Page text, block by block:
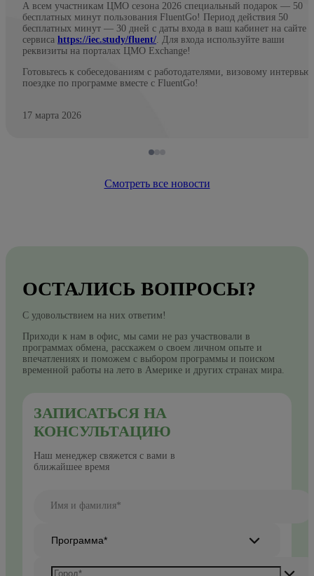
А всем участникам ЦМО сезона 2026 специальный подарок — 50
бесплатных минут пользования FluentGo! Период действия 50
бесплатных минут — 30 дней с даты входа в ваш кабинет на сайте
сервиса https://iec.study/fluent/. Для входа используйте ваши
реквизиты на порталах ЦМО Exchange!
Готовьтесь к собеседованиям с работодателями, визовому интервью
поездке по программе вместе с FluentGo!
17 марта 2026
Смотреть все новости
ОСТАЛИСЬ ВОПРОСЫ?
С удовольствием на них ответим!
Приходи к нам в офис, мы сами не раз участвовали в
программах обмена, расскажем о своем личном опыте и
впечатлениях и поможем с выбором программы и поиском
временной работы на лето в Америке и других странах мира.
ЗАПИСАТЬСЯ НА
КОНСУЛЬТАЦИЮ
Наш менеджер свяжется с вами в
ближайшее время
Имя и фамилия*
Программа*